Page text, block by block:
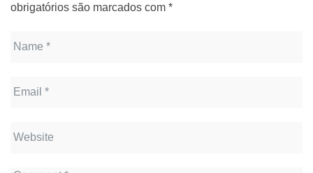
obrigatórios são marcados com *